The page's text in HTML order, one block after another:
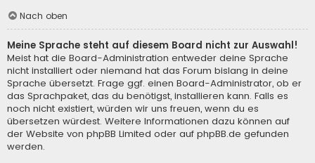
Nach oben
Meine Sprache steht auf diesem Board nicht zur Auswahl!
Meist hat die Board-Administration entweder deine Sprache
nicht installiert oder niemand hat das Forum bislang in deine
Sprache übersetzt. Frage ggf. einen Board-Administrator, ob er
das Sprachpaket, das du benötigst, installieren kann. Falls es
noch nicht existiert, würden wir uns freuen, wenn du es
übersetzen würdest. Weitere Informationen dazu können auf
der Website von phpBB Limited oder auf phpBB.de gefunden
werden.